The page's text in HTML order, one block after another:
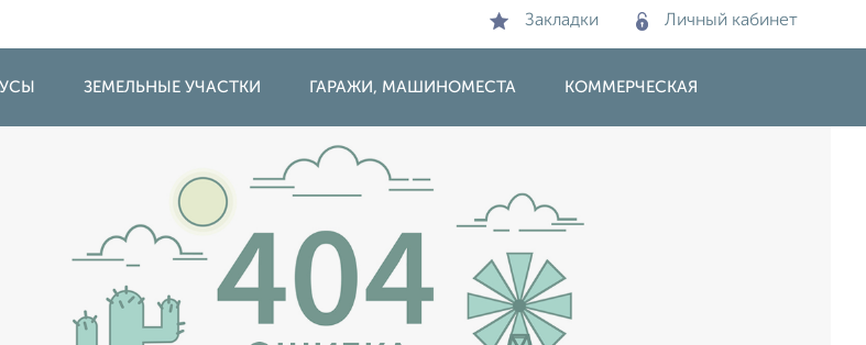
Закладки Личный кабинет
ЗЕМЕЛЬНЫЕ УЧАСТКИ ГАРАЖИ, МАШИНОМЕСТА КОММЕРЧЕСКАЯ